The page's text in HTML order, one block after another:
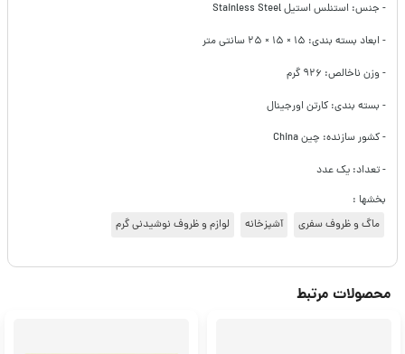
- جنس: استنلس استیل Stainless Steel
- ابعاد بسته بندی: ۱۵ × ۱۵ × ۲۵ سانتی متر
- وزن ناخالص: ۹۲۶ گرم
- بسته بندی: کارتن اورجینال
- کشور سازنده: چین China
- تعداد: یک عدد
بخشها :
ماگ و ظروف سفری
آشپزخانه لوازم و ظروف نوشیدنی گرم
محصولات مرتبط